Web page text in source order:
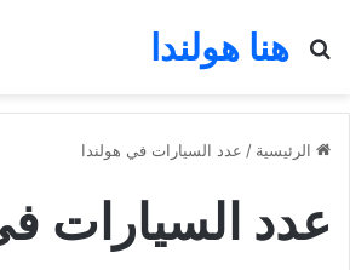
هنا هولندا
بحث عن
الرئيسية / عدد السيارات في هولندا
عدد السيارات